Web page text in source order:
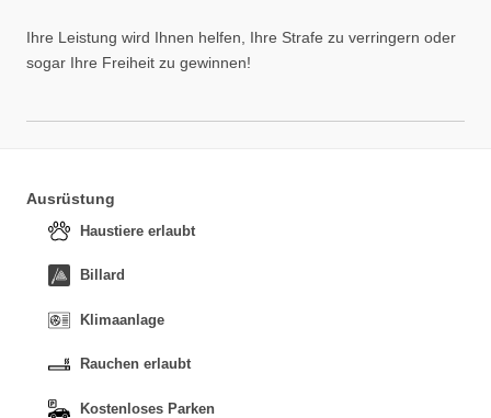
Ihre Leistung wird Ihnen helfen, Ihre Strafe zu verringern oder
sogar Ihre Freiheit zu gewinnen!
Ausrüstung
Haustiere erlaubt
Billard
Klimaanlage
Rauchen erlaubt
Kostenloses Parken